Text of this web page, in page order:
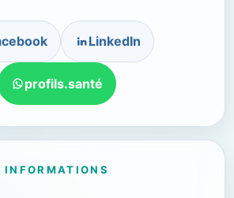
LinkedIn
profils.santé
INFORMATIONS